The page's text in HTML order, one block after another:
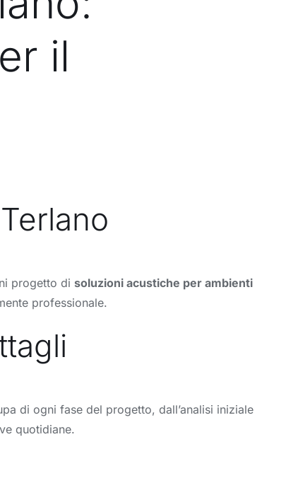
il
progetto di soluzioni acustiche per ambienti
professionale.
di ogni fase del progetto, dall’analisi iniziale
quotidiane.